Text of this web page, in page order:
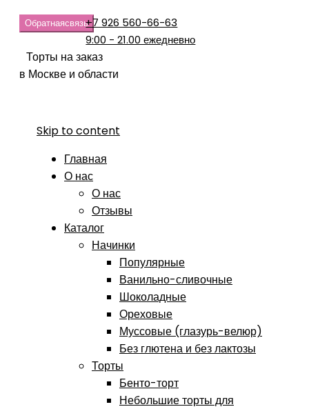
Обратнаясвязь+7 926 560-66-63
9:00 - 21.00 ежедневно
Торты на заказ
в Москве и области
Skip to content
Главная
О нас
О нас
Отзывы
Каталог
Начинки
Популярные
Ванильно-сливочные
Шоколадные
Ореховые
Муссовые (глазурь-велюр)
Без глютена и без лактозы
Торты
Бенто-торт
Небольшие торты для